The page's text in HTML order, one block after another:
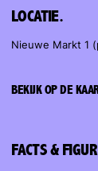
LOCATIE.
Nieuwe Markt 1
BEKIJK OP DE
FACTS &